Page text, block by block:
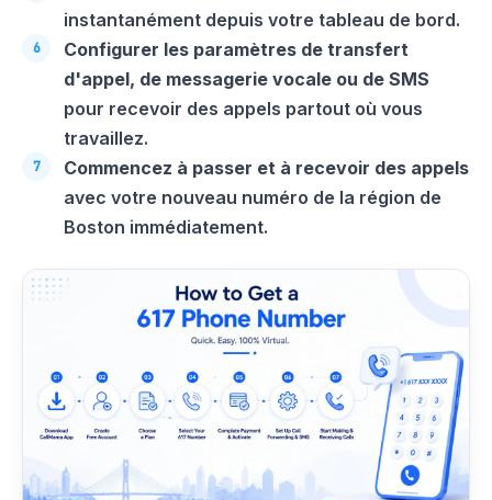
instantanément depuis votre tableau de bord.
Configurer les paramètres de transfert
d'appel, de messagerie vocale ou de SMS
pour recevoir des appels partout où vous
travaillez.
Commencez à passer et à recevoir des appels
avec votre nouveau numéro de la région de
Boston immédiatement.